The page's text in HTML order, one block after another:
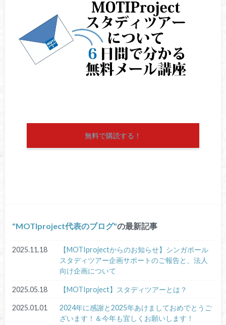
無料で購読する！
MOTIproject代表のブログ の最新記事
2025.11.18
【MOTIprojectからのお知らせ】シンガポール
スタディツアー企画サポートのご報告と、法人
向け企画について
2025.05.18 【MOTIproject】スタディツアーとは？
2025.01.01
2024年に感謝と2025年あけましておめでとうご
ざいます！＆今年も宜しくお願いします！